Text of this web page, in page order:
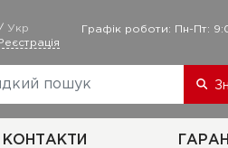
Реєстрація
/ Укр Графік роботи: Пн-Пт:
КОНТАКТИ